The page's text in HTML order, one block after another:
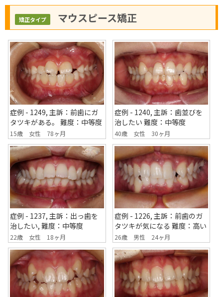
矯正タイプ マウスピース矯正
症例 - 1249, 主訴：前歯にガ
タツキがある。 難度：中等度
15歳 女性 78ヶ月
症例 - 1240, 主訴：歯並びを
治したい 難度：中等度
40歳 女性 30ヶ月
症例 - 1237, 主訴：出っ歯を
治したい, 難度：中等度
22歳 女性 18ヶ月
症例 - 1226, 主訴：前歯のガ
タツキが気になる 難度：高い
26歳 男性 24ヶ月